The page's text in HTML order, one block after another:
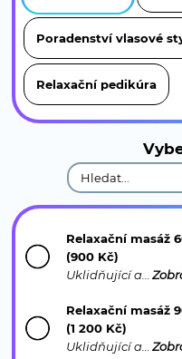
Poradenství vlasové
Relaxační pedikúra
Relaxační masáž
(900 Kč)
Uklidňující a…
Relaxační masáž
(1 200 Kč)
Uklidňující a…